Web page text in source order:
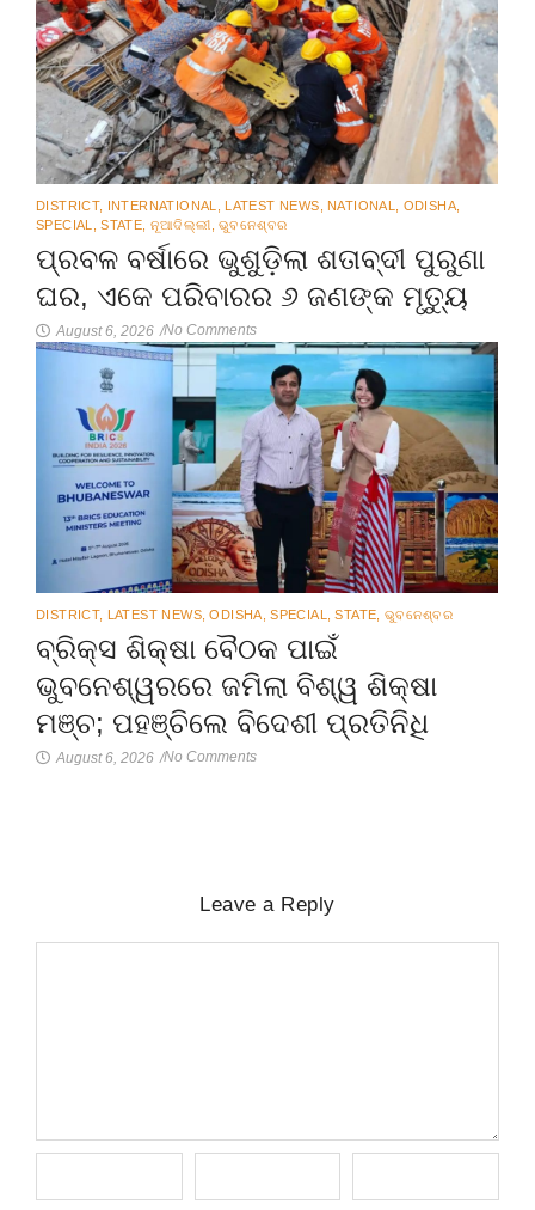
DISTRICT, INTERNATIONAL LATEST NEWS NATIONAL ODISHA
SPECIAL
STATE ନୂଆଦିଲ୍ଲୀ ଭୁବନେଶ୍ବର
ପ୍ରବଳ ବର୍ଷାରେ ଭୁଶୁଡ଼ିଲା ଶତାବ୍ଦୀ ପୁରୁଣା
ଘର, ଏକେ ପରିବାରର ୬ ଜଣଙ୍କ ମୃତ୍ୟୁ
August 6, 2026 /No Comments
DISTRICT, LATEST NEWS ODISHA SPECIAL STATE ଭୁବନେଶ୍ବର
ବ୍ରିକ୍ସ ଶିକ୍ଷା ବୈଠକ ପାଇଁ
ଭୁବନେଶ୍ୱରରେ ଜମିଲା ବିଶ୍ୱ ଶିକ୍ଷା
ମଞ୍ଚ; ପହଞ୍ଚିଲେ ବିଦେଶୀ ପ୍ରତିନିଧି
August 6, 2026 /No Comments
Leave a Reply